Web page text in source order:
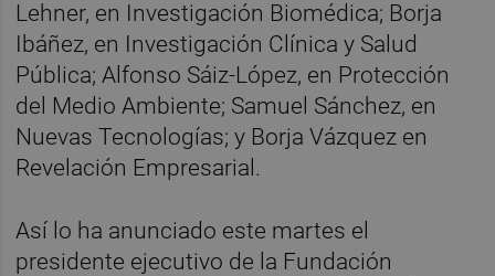
Lehner, en Investigación Biomédica; Borja
Ibáñez, en Investigación Clínica y Salud
Pública; Alfonso Sáiz-López, en Protección
del Medio Ambiente; Samuel Sánchez, en
Nuevas Tecnologías; y Borja Vázquez en
Revelación Empresarial.
Así lo ha anunciado este martes el
presidente ejecutivo de la Fundación